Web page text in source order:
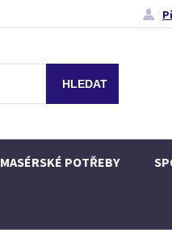
MASÉRSKÉ POTŘEBY